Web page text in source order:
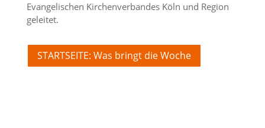
Evangelischen Kirchenverbandes Köln und Region
geleitet.
STARTSEITE: Was bringt die Woche